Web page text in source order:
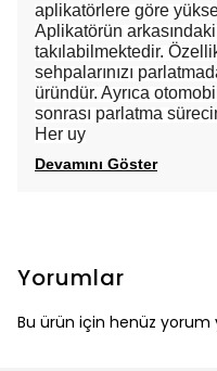
aplikatörlere göre
Aplikatörün
takılabilmektedir.
sehpalarınızı
üründür. Ayrıca
sonrası parlatma
Her uy
Devamını Göster
Yorumlar
Bu ürün için henüz yorum